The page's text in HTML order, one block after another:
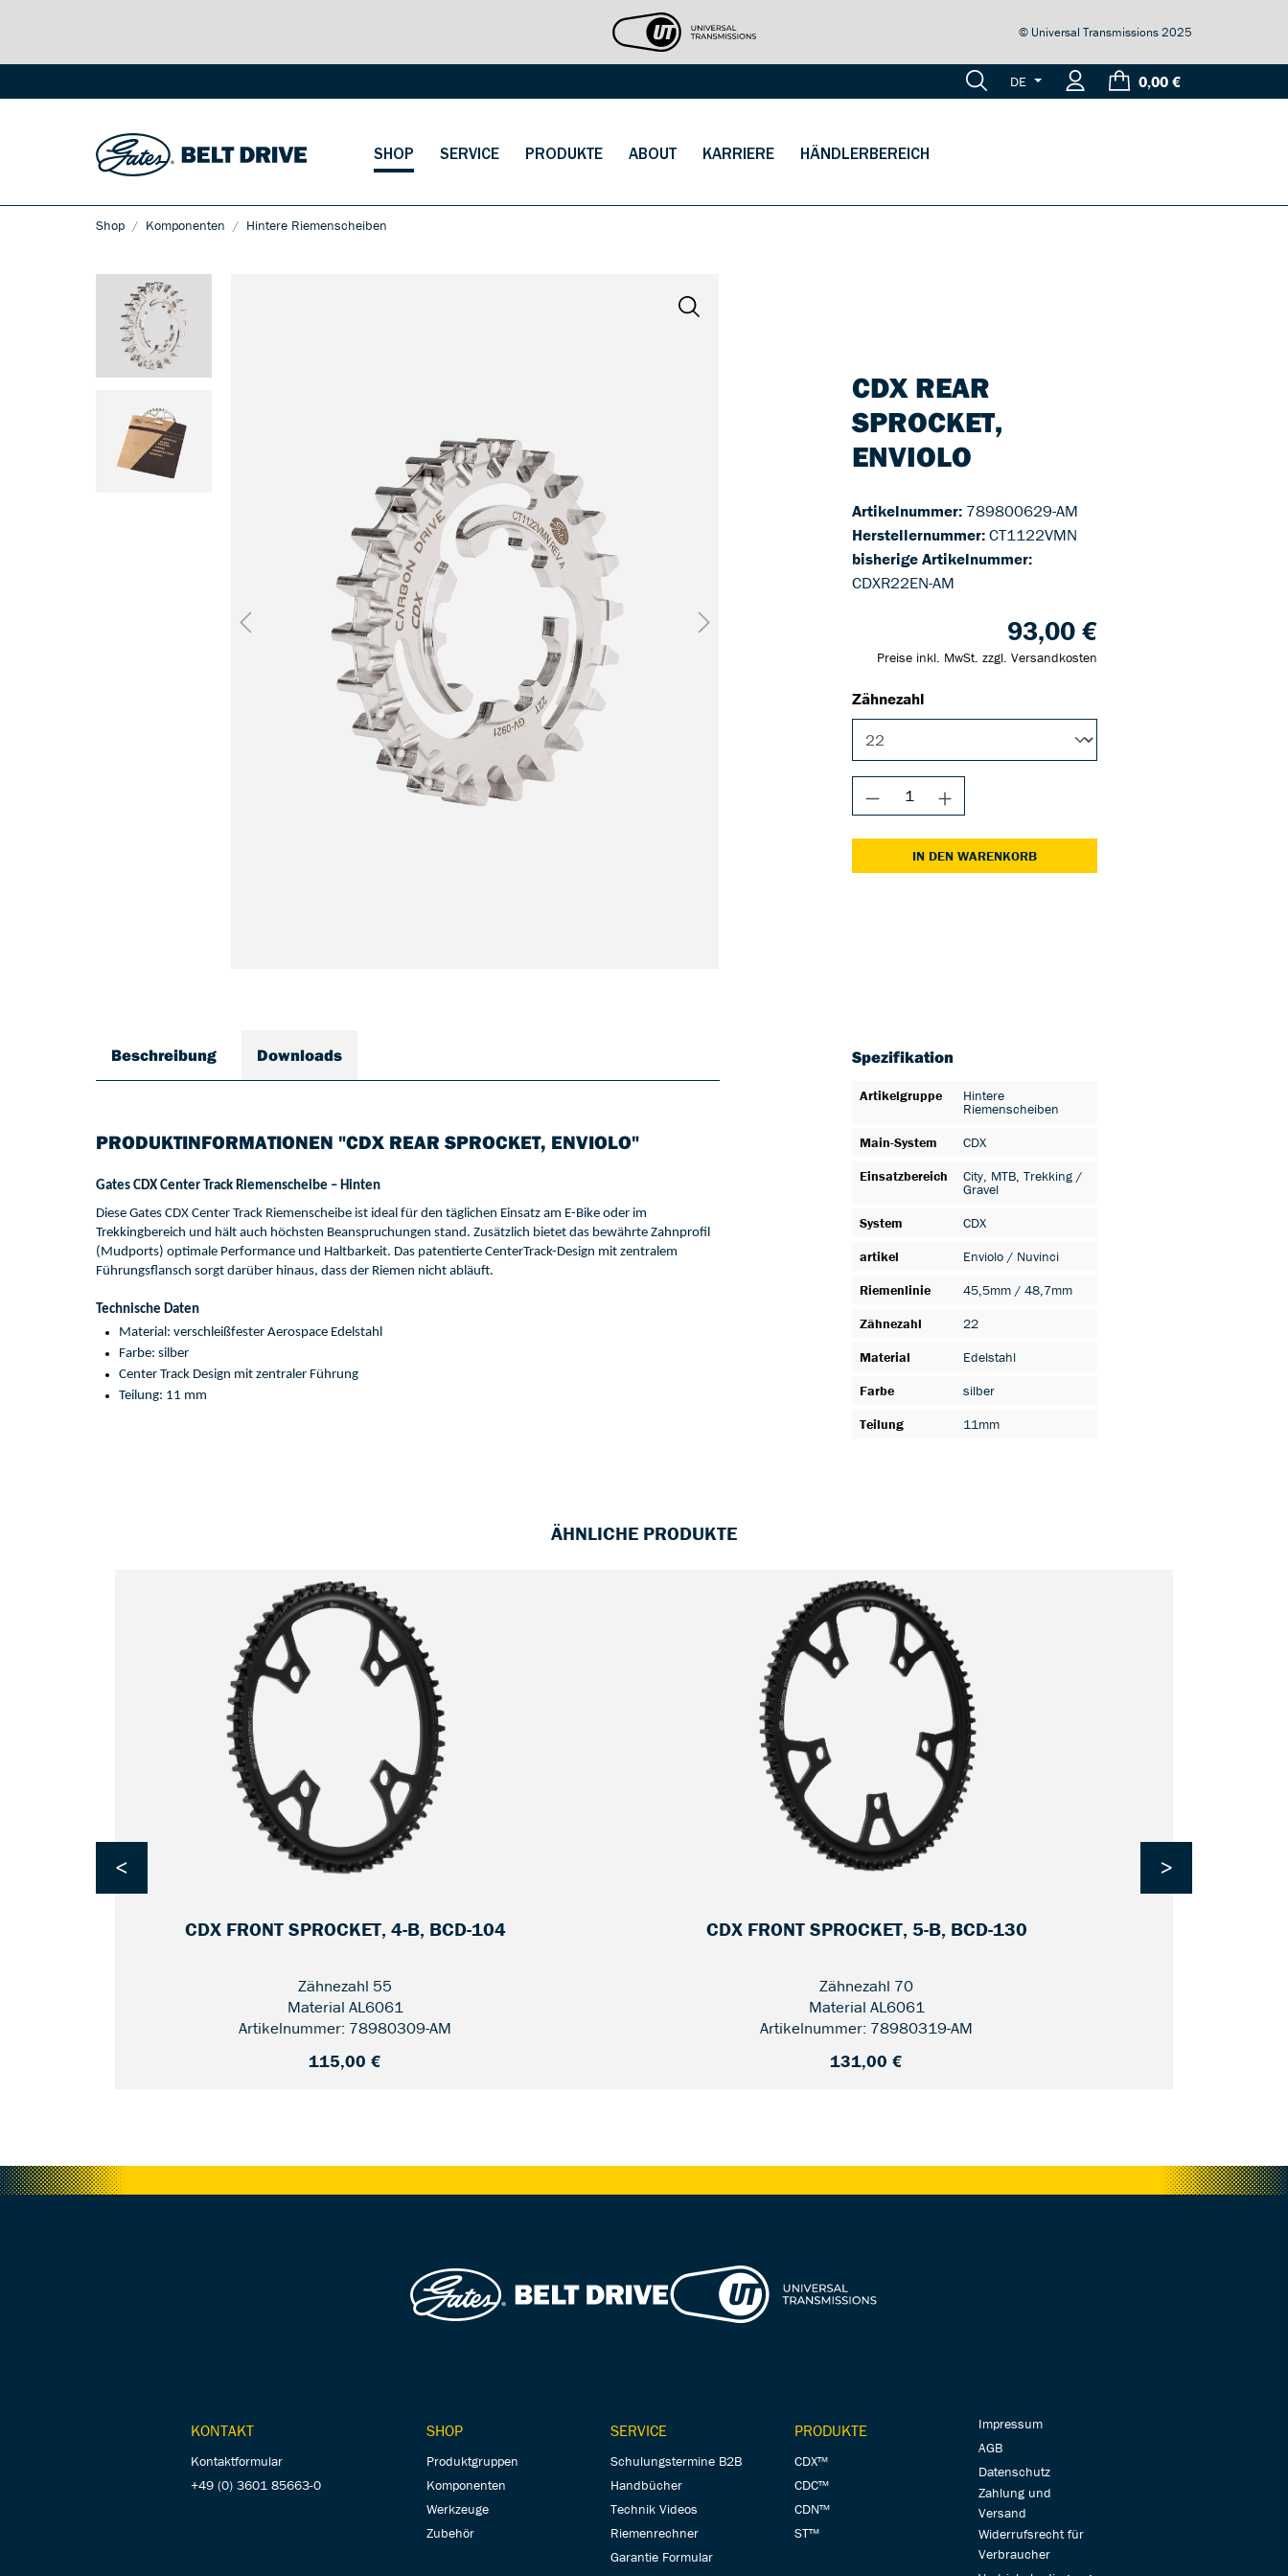
© Universal Transmissions 2025
DE 0,00 €
SHOP SERVICE PRODUKTE ABOUT KARRIERE HÄNDLERBEREICH
Shop Komponenten Hintere Riemenscheiben
CDX REAR
SPROCKET,
ENVIOLO
Artikelnummer: 789800629-AM
Herstellernummer:CT1122VMN
bisherige Artikelnummer:
CDXR22EN-AM
93,00 €
Preise inkl. MwSt. zzgl. Versandkosten
Zähnezahl
IN DEN WARENKORB
Beschreibung Downloads
PRODUKTINFORMATIONEN "CDX REAR SPROCKET, ENVIOLO"
Gates CDX Center Track Riemenscheibe – Hinten
Diese Gates CDX Center Track Riemenscheibe ist ideal für den täglichen Einsatz am E-Bike oder im
Trekkingbereich und hält auch höchsten Beanspruchungen stand. Zusätzlich bietet das bewährte
(Mudports) optimale Performance und Haltbarkeit. Das patentierte CenterTrack-Design mit zentralem
Führungsflansch sorgt darüber hinaus, dass der Riemen nicht abläuft.
Technische Daten
Material: verschleißfester Aerospace Edelstahl
Farbe: silber
Center Track Design mit zentraler Führung
Teilung: 11 mm
Spezifikation
Artikelgruppe Hintere
Riemenscheiben
Main-System
CDX
Einsatzbereich
City, MTB, Trekking /
Gravel
System
CDX
artikel
Enviolo / Nuvinci
Riemenlinie
45,5mm / 48,7mm
Zähnezahl
22
Material
Edelstahl
Farbe
silber
Teilung
11mm
ÄHNLICHE PRODUKTE
CDX FRONT SPROCKET, 4-B, BCD-104
Zähnezahl 55
Material AL6061
Artikelnummer: 78980309-AM
115,00 €
CDX FRONT SPROCKET, 5-B, BCD-130
Zähnezahl 70
Material AL6061
Artikelnummer: 78980319-AM
131,00 €
< >
KONTAKT
Kontaktformular
+49 (0) 3601 85663-0
SHOP
Produktgruppen
Komponenten
Werkzeuge
Zubehör
SERVICE
Schulungstermine B2B
Handbücher
Technik Videos
Riemenrechner
Garantie Formular
PRODUKTE
CDX™
CDC™
CDN™
ST™
Impressum
AGB
Datenschutz
Zahlung und
Versand
Widerrufsrecht für
Verbraucher